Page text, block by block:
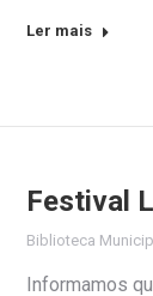
Ler mais
Festival
Biblioteca
Informamos